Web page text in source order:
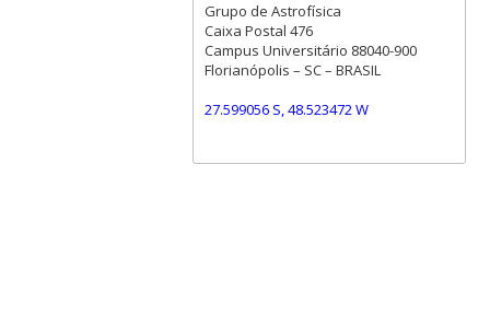
Grupo de Astrofísica
Caixa Postal 476
Campus Universitário 88040-900
Florianópolis – SC – BRASIL
27.599056 S, 48.523472 W